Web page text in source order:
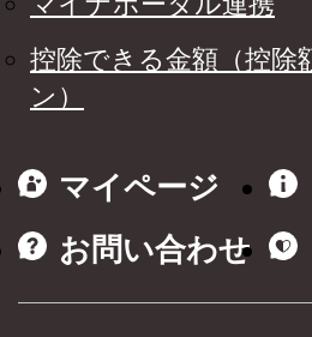
控除できる金額（控除
ン）
マイページ
お問い合わせ